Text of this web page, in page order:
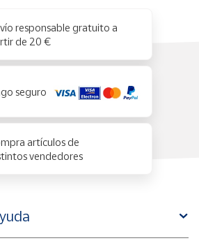
responsable gratuito a
de 20 €
seguro
artículos de
vendedores